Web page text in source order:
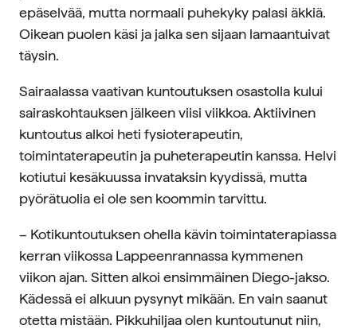
epäselvää, mutta normaali puhekyky palasi äkkiä.
Oikean puolen käsi ja jalka sen sijaan lamaantuivat
täysin.
Sairaalassa vaativan kuntoutuksen osastolla kului
sairaskohtauksen jälkeen viisi viikkoa. Aktiivinen
kuntoutus alkoi heti fysioterapeutin,
toimintaterapeutin ja puheterapeutin kanssa. Helvi
kotiutui kesäkuussa invataksin kyydissä, mutta
pyörätuolia ei ole sen koommin tarvittu.
– Kotikuntoutuksen ohella kävin toimintaterapiassa
kerran viikossa Lappeenrannassa kymmenen
viikon ajan. Sitten alkoi ensimmäinen Diego-jakso.
Kädessä ei alkuun pysynyt mikään. En vain saanut
otetta mistään. Pikkuhiljaa olen kuntoutunut niin,